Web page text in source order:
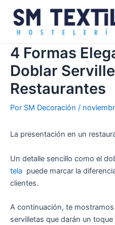
contenido
4 Formas
Doblar
Restaurantes
Por SM Decoración /
La presentación en un
Un detalle sencillo como el
tela puede marcar la
clientes.
A continuación, te
servilletas que darán un
de
entradas